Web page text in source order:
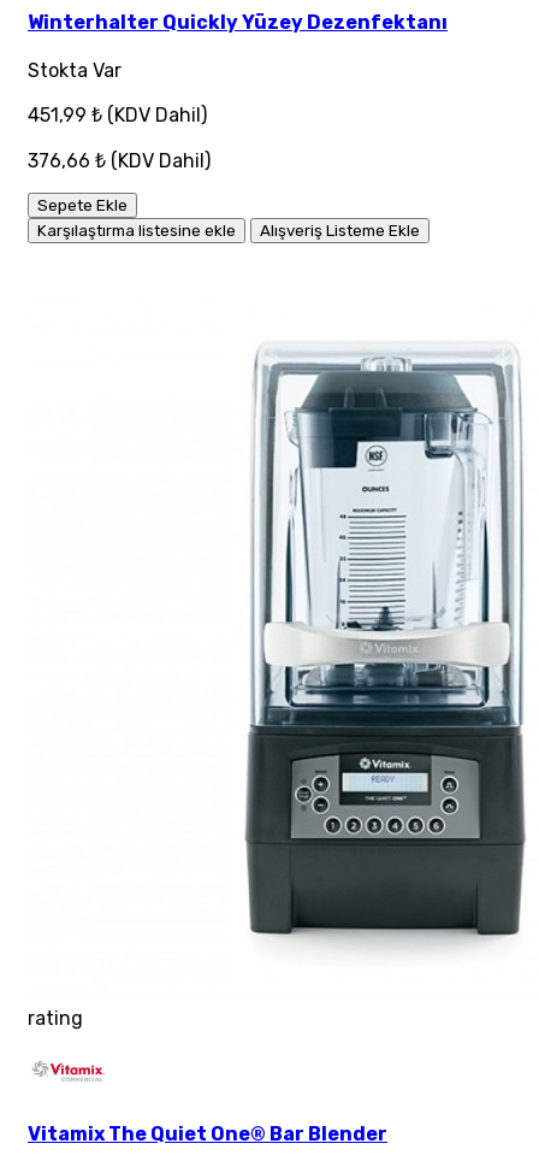
Winterhalter Quickly Yüzey Dezenfektanı
Stokta Var
451,99 ₺ (KDV Dahil)
376,66 ₺ (KDV Dahil)
Sepete Ekle
Karşılaştırma listesine ekle
Alışveriş Listeme Ekle
rating
Vitamix The Quiet One® Bar Blender